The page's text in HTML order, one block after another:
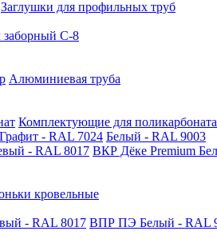
Заглушки для профильных труб
заборный С-8
Алюминиевая труба
Комплектующие для поликарбоната
Графит - RAL 7024 Белый - RAL 9003
- RAL 8017 ВКР Дёке Premium
кровельные
- RAL 8017 ВПР ПЭ Белый - RAL